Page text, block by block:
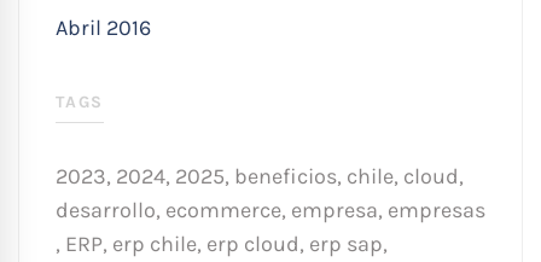
Abril 2016
TAGS
2023, 2024, 2025, beneficios, chile, cloud,
desarrollo, ecommerce, empresa, empresas
, ERP, erp chile, erp cloud, erp sap,